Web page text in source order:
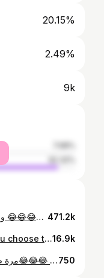
20.15%
2.49%
9k
الكل بحكيلي ما بخاف…فجأة مع فتحة الثروتل (البنزين) بفتحو ثمهم وبسمع أصوات غريبة وراي 😇😂😂😂 وفي النوع الثاني الي بصير يرج ههههههههه Everyone tells me they aren’t afraid... Suddenly with the throttle (gasoline) open, they open their mouths, and I hear strange sounds, wondering w was that?!! 🧐🤔🤭R they really SCREAMING NOW?!! Hahahaha Shots by flying cell device thanks to #apple hehe 😈 #super_taleed #amman #jordan #letsgo #racing #bike #funnyvideos #screaming #instagood #instagram 471.2k
Nothing can defeat you, until you choose to lose💪🏻🔥 #alhamdulillah #back #gym #fitness #motivation16.9k
مرة صحيت من النوم وانا حاضن الخوذة كمان😂😂😂 #мото #sportsbike #wheelie #love #motorcycle #explore #throttlezone #bikeporn #r1 #bikersofinstagram750